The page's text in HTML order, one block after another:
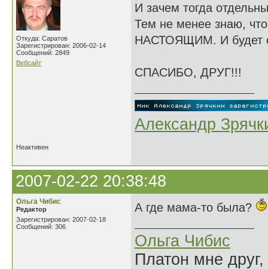
Откуда: Саратов
Зарегистрирован: 2006-02-14
Сообщений: 2849
Вебсайт
И зачем тогда
Тем не менее знаю,
НАСТОЯЩИМ. И будет
СПАСИБО, ДРУГ!!!
Александр
Неактивен
2007-02-22 20:38:48
Ольга Чибис
Редактор
Зарегистрирован: 2007-02-18
Сообщений: 306
А где мама-то была?
Ольга Чибис
Платон мне